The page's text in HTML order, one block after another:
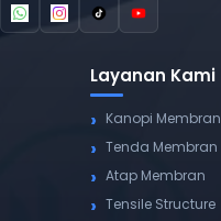
Layanan Kami
Kanopi Membran
Tenda Membran
Atap Membran
Tensile Structure